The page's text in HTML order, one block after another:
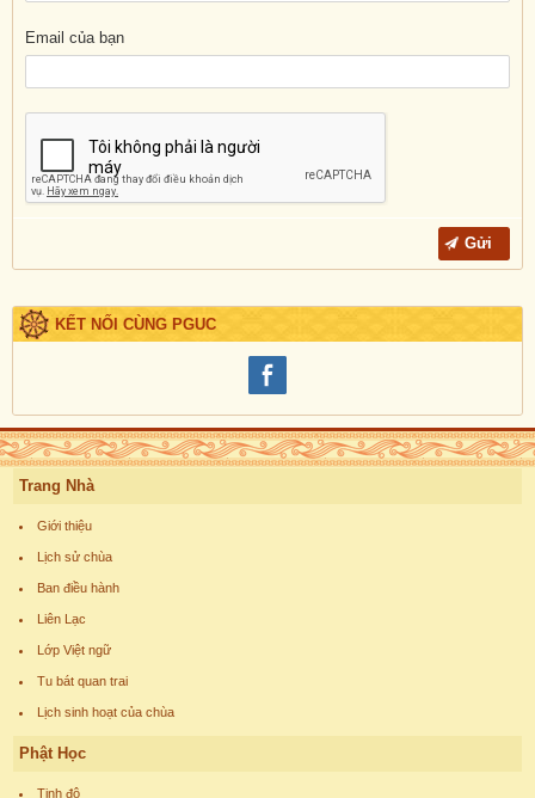
Email của bạn
KẾT NỐI CÙNG PGUC
Trang Nhà
Giới thiệu
Lịch sử chùa
Ban điều hành
Liên Lạc
Lớp Việt ngữ
Tu bát quan trai
Lịch sinh hoạt của chùa
Phật Học
Tịnh độ